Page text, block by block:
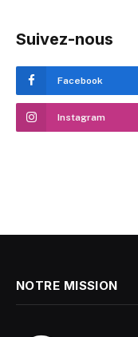
Suivez-nous
Facebook
Instagram
NOTRE MISSION